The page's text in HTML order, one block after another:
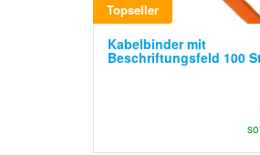
Topseller
Kabelbinder mit
Beschriftungsfeld 100